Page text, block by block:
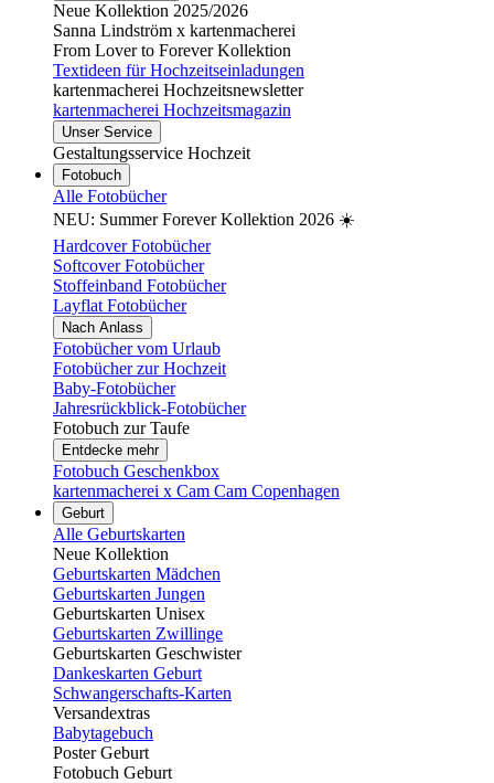
Neue Kollektion 2025/2026
Sanna Lindström x kartenmacherei
From Lover to Forever Kollektion
Textideen für Hochzeitseinladungen
kartenmacherei Hochzeitsnewsletter
kartenmacherei Hochzeitsmagazin
Unser Service
Gestaltungsservice Hochzeit
Fotobuch
Alle Fotobücher
NEU: Summer Forever Kollektion 2026 ☀️
Hardcover Fotobücher
Softcover Fotobücher
Stoffeinband Fotobücher
Layflat Fotobücher
Nach Anlass
Fotobücher vom Urlaub
Fotobücher zur Hochzeit
Baby-Fotobücher
Jahresrückblick-Fotobücher
Fotobuch zur Taufe
Entdecke mehr
Fotobuch Geschenkbox
kartenmacherei x Cam Cam Copenhagen
Geburt
Alle Geburtskarten
Neue Kollektion
Geburtskarten Mädchen
Geburtskarten Jungen
Geburtskarten Unisex
Geburtskarten Zwillinge
Geburtskarten Geschwister
Dankeskarten Geburt
Schwangerschafts-Karten
Versandextras
Babytagebuch
Poster Geburt
Fotobuch Geburt